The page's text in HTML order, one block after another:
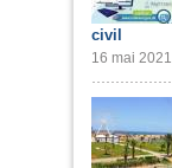
civil
16 mai 2021 |